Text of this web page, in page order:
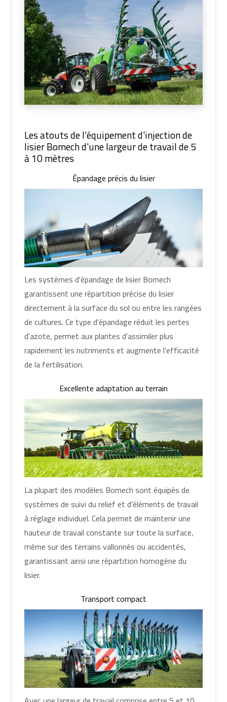
Les atouts de l'équipement d'injection de
lisier Bomech d'une largeur de travail de 5
à 10 mètres
Épandage précis du lisier
Les systèmes d'épandage de lisier Bomech
garantissent une répartition précise du lisier
directement à la surface du sol ou entre les rangées
de cultures. Ce type d'épandage réduit les pertes
d'azote, permet aux plantes d'assimiler plus
rapidement les nutriments et augmente l'efficacité
de la fertilisation.
Excellente adaptation au terrain
La plupart des modèles Bomech sont équipés de
systèmes de suivi du relief et d'éléments de travail
à réglage individuel. Cela permet de maintenir une
hauteur de travail constante sur toute la surface,
même sur des terrains vallonnés ou accidentés,
garantissant ainsi une répartition homogène du
lisier.
Transport compact